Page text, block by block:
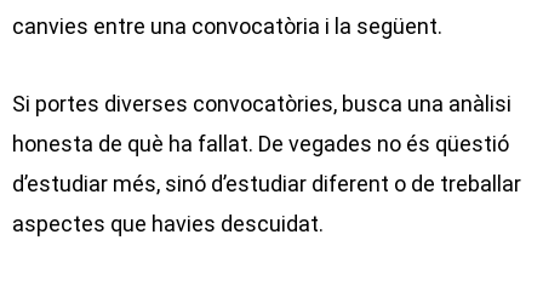
canvies entre una convocatòria i la següent.
Si portes diverses convocatòries, busca una anàlisi
honesta de què ha fallat. De vegades no és qüestió
d’estudiar més, sinó d’estudiar diferent o de treballar
aspectes que havies descuidat.